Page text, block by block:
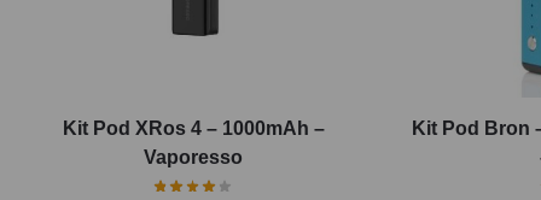
Kit Pod XRos 4 – 1000mAh –
Vaporesso
Kit Pod Bron